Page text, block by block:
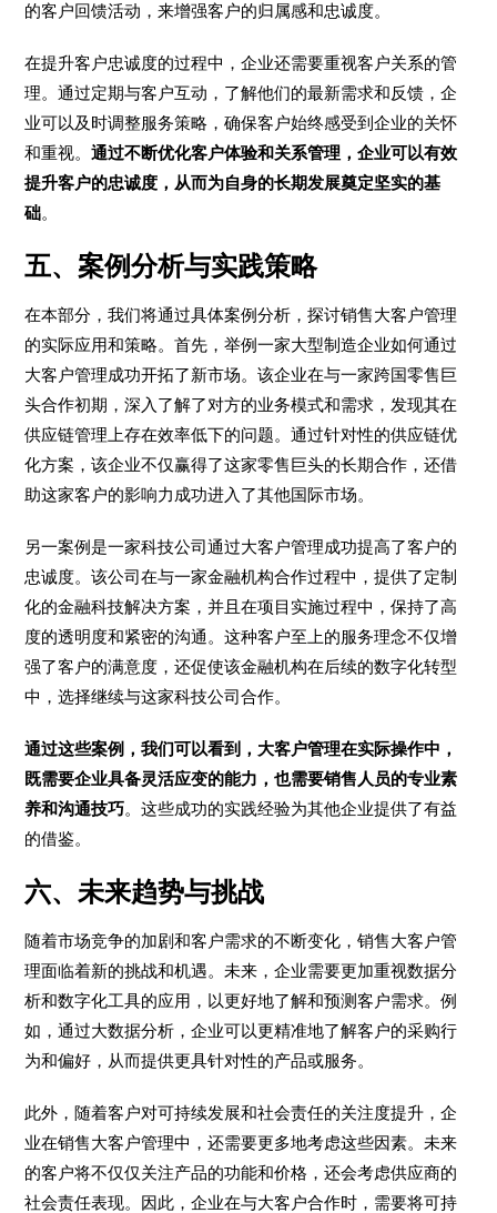
的客户回馈活动，来增强客户的归属感和忠诚度。
在提升客户忠诚度的过程中，企业还需要重视客户关系的管
理。通过定期与客户互动，了解他们的最新需求和反馈，企
业可以及时调整服务策略，确保客户始终感受到企业的关怀
和重视。通过不断优化客户体验和关系管理，企业可以有效
提升客户的忠诚度，从而为自身的长期发展奠定坚实的基
础。
五、案例分析与实践策略
在本部分，我们将通过具体案例分析，探讨销售大客户管理
的实际应用和策略。首先，举例一家大型制造企业如何通过
大客户管理成功开拓了新市场。该企业在与一家跨国零售巨
头合作初期，深入了解了对方的业务模式和需求，发现其在
供应链管理上存在效率低下的问题。通过针对性的供应链优
化方案，该企业不仅赢得了这家零售巨头的长期合作，还借
助这家客户的影响力成功进入了其他国际市场。
另一案例是一家科技公司通过大客户管理成功提高了客户的
忠诚度。该公司在与一家金融机构合作过程中，提供了定制
化的金融科技解决方案，并且在项目实施过程中，保持了高
度的透明度和紧密的沟通。这种客户至上的服务理念不仅增
强了客户的满意度，还促使该金融机构在后续的数字化转型
中，选择继续与这家科技公司合作。
通过这些案例，我们可以看到，大客户管理在实际操作中，
既需要企业具备灵活应变的能力，也需要销售人员的专业素
养和沟通技巧。这些成功的实践经验为其他企业提供了有益
的借鉴。
六、未来趋势与挑战
随着市场竞争的加剧和客户需求的不断变化，销售大客户管
理面临着新的挑战和机遇。未来，企业需要更加重视数据分
析和数字化工具的应用，以更好地了解和预测客户需求。例
如，通过大数据分析，企业可以更精准地了解客户的采购行
为和偏好，从而提供更具针对性的产品或服务。
此外，随着客户对可持续发展和社会责任的关注度提升，企
业在销售大客户管理中，还需要更多地考虑这些因素。未来
的客户将不仅仅关注产品的功能和价格，还会考虑供应商的
社会责任表现。因此，企业在与大客户合作时，需要将可持